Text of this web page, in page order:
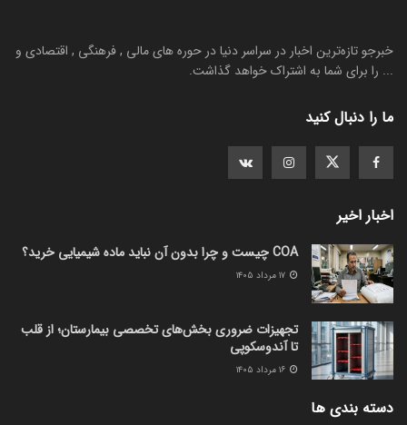
خبرجو تازه‌ترین اخبار در سراسر دنیا در حوره های مالی , فرهنگی , اقتصادی و
... را برای شما به اشتراک خواهد گذاشت.
ما را دنبال کنید
اخبار اخیر
COA چیست و چرا بدون آن نباید ماده شیمیایی خرید؟
تجهیزات ضروری بخش‌های تخصصی بیمارستان؛ از قلب
تا آندوسکوپی
دسته بندی ها